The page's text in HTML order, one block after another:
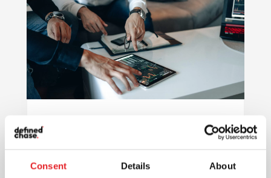
Consent Details About
Skaitmeninė rinkodara: efektyvus
ir pigesnis būdas pasiekti